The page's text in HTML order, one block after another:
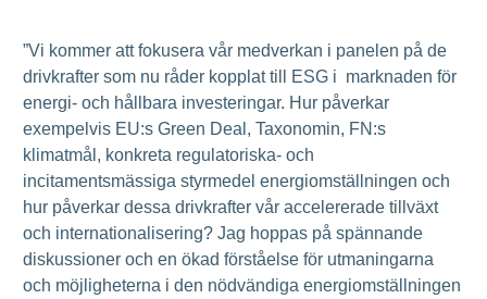
”Vi kommer att fokusera vår medverkan i panelen på de
drivkrafter som nu råder kopplat till ESG i marknaden för
energi- och hållbara investeringar. Hur påverkar
exempelvis EU:s Green Deal, Taxonomin, FN:s
klimatmål, konkreta regulatoriska- och
incitamentsmässiga styrmedel energiomställningen och
hur påverkar dessa drivkrafter vår accelererade tillväxt
och internationalisering? Jag hoppas på spännande
diskussioner och en ökad förståelse för utmaningarna
och möjligheterna i den nödvändiga energiomställningen